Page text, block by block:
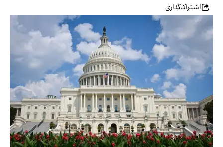
اشتراک‌گذاری